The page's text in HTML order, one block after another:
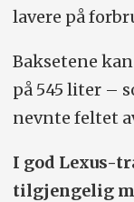
lavere på
Baksetene
på 545 liter –
nevnte feltet
I god Lexus-
tilgjengelig